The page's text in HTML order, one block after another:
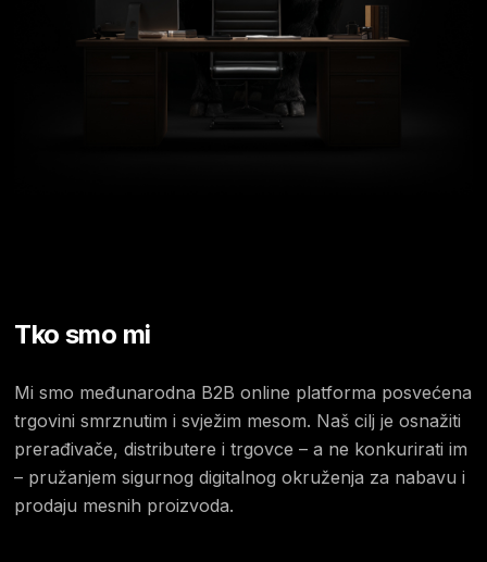
Tko smo mi
Mi smo međunarodna B2B online platforma posvećena
trgovini smrznutim i svježim mesom. Naš cilj je osnažiti
prerađivače, distributere i trgovce – a ne konkurirati im
– pružanjem sigurnog digitalnog okruženja za nabavu i
prodaju mesnih proizvoda.